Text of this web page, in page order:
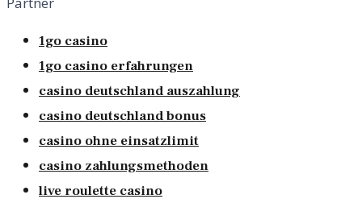
1go casino
1go casino erfahrungen
casino deutschland auszahlung
casino deutschland bonus
casino ohne einsatzlimit
casino zahlungsmethoden
live roulette casino